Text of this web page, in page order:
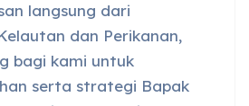
langsung dari
dan Perikanan,
bagi kami untuk
serta strategi Bapak